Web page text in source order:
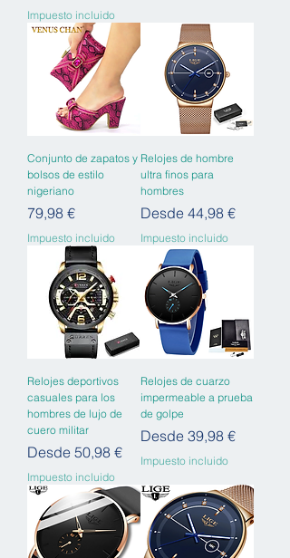
Impuesto incluido
Conjunto de zapatos y
bolsos de estilo
nigeriano
Precio
79,98 €
Impuesto incluido
Relojes de hombre
ultra finos para
hombres
Desde 44,98 €
Precio de oferta
Impuesto incluido
Relojes deportivos
casuales para los
hombres de lujo de
cuero militar
Desde 50,98 €
Precio de oferta
Impuesto incluido
Relojes de cuarzo
impermeable a prueba
de golpe
Desde 39,98 €
Precio de oferta
Impuesto incluido